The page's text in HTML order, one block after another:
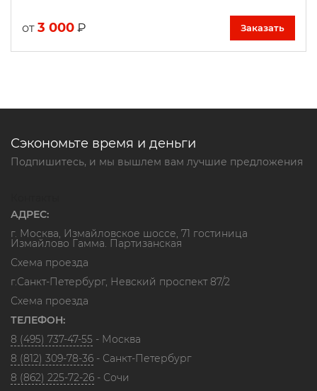
от 3 000 ₽ Заказать
Сэкономьте время и деньги
Подпишитесь, и мы вышлем вам лучшие предложения
АДРЕС:
г. Москва, Измайловское шоссе, 71 гостиница
Измайлово Гамма. Партизанская
Схема проезда
г.Санкт-Петербург, Невский проспект 87/2
Схема проезда
ТЕЛЕФОН:
8 (495) 737-47-55 - Москва
8 (812) 309-78-36 - Санкт-Петербург
8 (862) 225-72-26 - Сочи